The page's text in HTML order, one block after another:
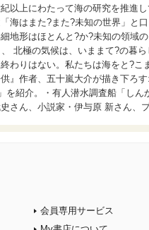
以上にわたって海の研究を推進
海はまた?また?未知の世界」と
地形はほとんと?か?未知の領域
北極の気候は、いままて?の暮
わりはない。私たちは海をと?
』作者、五十嵐大介が描き下ろ
を紹介。・有人潜水調査船「し
さん、小説家・伊与原 新さん、
会員専用サービス